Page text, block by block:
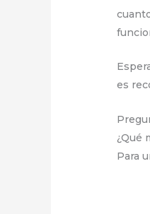
es
¿Qué
Para